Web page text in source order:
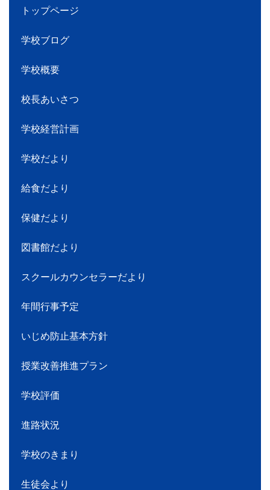
トップページ
学校ブログ
学校概要
校長あいさつ
学校経営計画
学校だより
給食だより
保健だより
図書館だより
スクールカウンセラーだより
年間行事予定
いじめ防止基本方針
授業改善推進プラン
学校評価
進路状況
学校のきまり
生徒会より